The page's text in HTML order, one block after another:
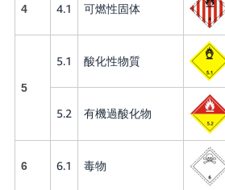
4 4.1 可燃性固体
5
5.1 酸化性物質
5.2 有機過酸化物
6 6.1 毒物